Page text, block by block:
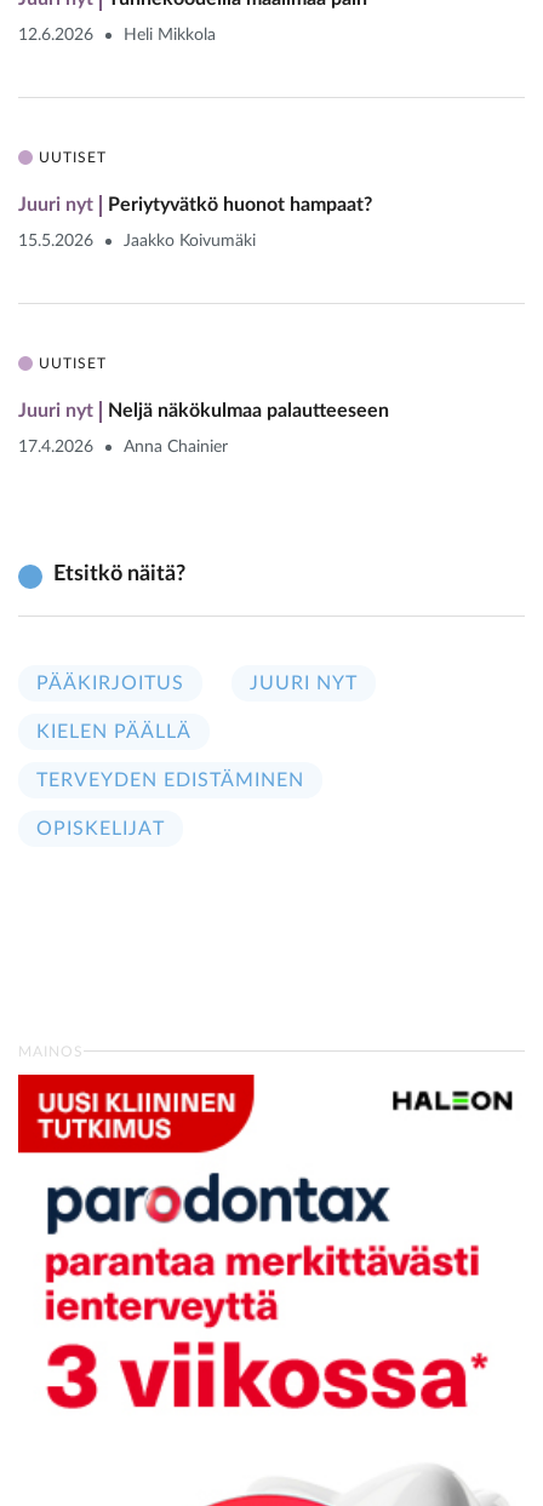
12.6.2026 Heli Mikkola
UUTISET
Juuri nyt Periytyvätkö huonot hampaat?
15.5.2026 Jaakko Koivumäki
UUTISET
Juuri nyt Neljä näkökulmaa palautteeseen
17.4.2026 Anna Chainier
Etsitkö näitä?
PÄÄKIRJOITUS JUURI NYT
KIELEN PÄÄLLÄ
TERVEYDEN EDISTÄMINEN
OPISKELIJAT
MAINOS